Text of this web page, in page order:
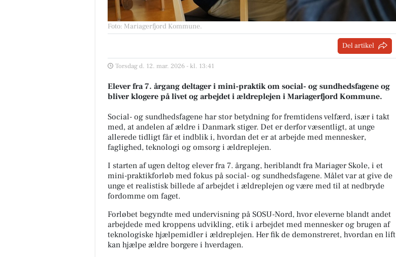
Foto: Mariagerfjord Kommune.
Del artikel
Torsdag d. 12. mar. 2026 - kl. 13:41
Elever fra 7. årgang deltager i mini-praktik om social- og sundhedsfagene og
bliver klogere på livet og arbejdet i ældreplejen i Mariagerfjord Kommune.
Social- og sundhedsfagene har stor betydning for fremtidens velfærd, især i takt
med, at andelen af ældre i Danmark stiger. Det er derfor væsentligt, at unge
allerede tidligt får et indblik i, hvordan det er at arbejde med mennesker,
faglighed, teknologi og omsorg i ældreplejen.
I starten af ugen deltog elever fra 7. årgang, heriblandt fra Mariager Skole, i et
mini-praktikforløb med fokus på social- og sundhedsfagene. Målet var at give de
unge et realistisk billede af arbejdet i ældreplejen og være med til at nedbryde
fordomme om faget.
Forløbet begyndte med undervisning på SOSU-Nord, hvor eleverne blandt andet
arbejdede med kroppens udvikling, etik i arbejdet med mennesker og brugen af
teknologiske hjælpemidler i ældreplejen. Her fik de demonstreret, hvordan en lift
kan hjælpe ældre borgere i hverdagen.